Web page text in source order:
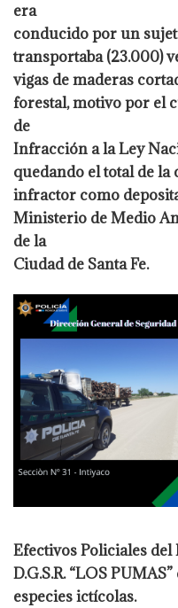
era
conducido por un
transportaba (23.000)
vigas de maderas
forestal, motivo por el
de
Infracción a la Ley
quedando el total de la
infractor como
Ministerio de Medio
de la
Ciudad de Santa Fe.
Efectivos Policiales del
D.G.S.R. “LOS
especies ictícolas.